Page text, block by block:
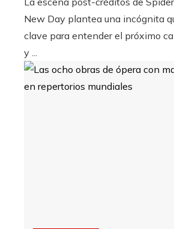
New Day plantea una incógnita
clave para entender el próximo
y ...